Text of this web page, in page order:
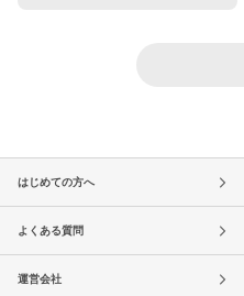
はじめての方へ
よくある質問
運営会社